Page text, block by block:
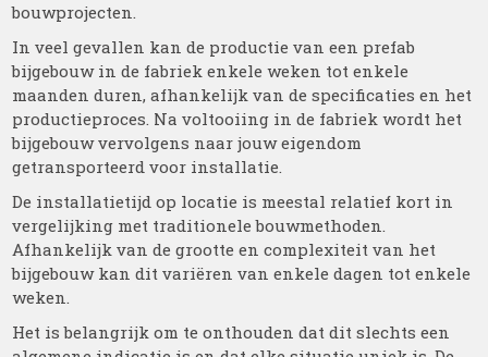
bouwprojecten.
In veel gevallen kan de productie van een prefab
bijgebouw in de fabriek enkele weken tot enkele
maanden duren, afhankelijk van de specificaties en het
productieproces. Na voltooiing in de fabriek wordt het
bijgebouw vervolgens naar jouw eigendom
getransporteerd voor installatie.
De installatietijd op locatie is meestal relatief kort in
vergelijking met traditionele bouwmethoden.
Afhankelijk van de grootte en complexiteit van het
bijgebouw kan dit variëren van enkele dagen tot enkele
weken.
Het is belangrijk om te onthouden dat dit slechts een